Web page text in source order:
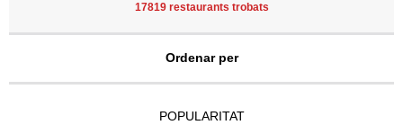
17819 restaurants trobats
Ordenar per
POPULARITAT